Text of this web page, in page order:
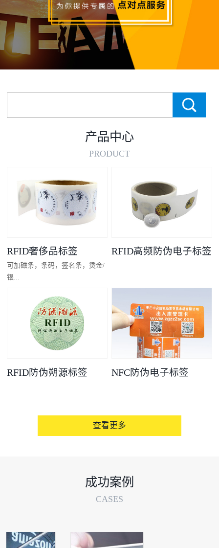
产品中心
PRODUCT
RFID奢侈品标签
可加磁条，条码，签名条，烫金/
银...
凸码，金/银底
RFID高频防伪电子标签
RFID防伪朔源标签 NFC防伪电子标签
查看更多
成功案例
CASES